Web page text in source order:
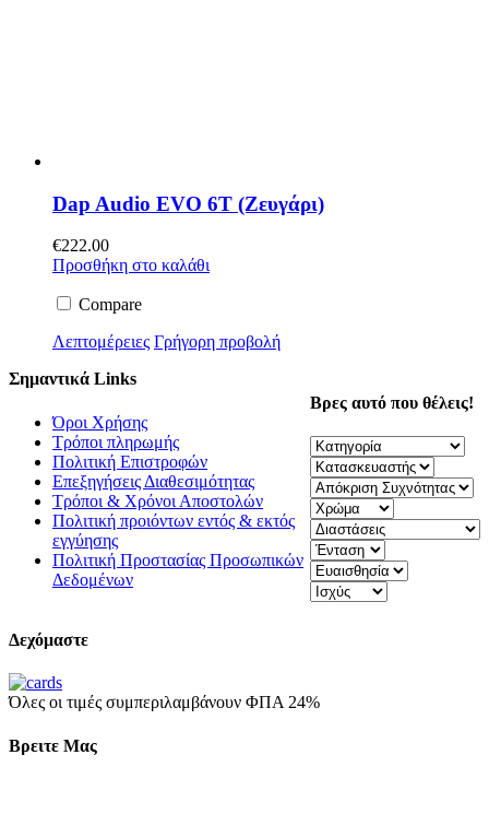
Dap Audio EVO 6T (Ζευγάρι)
€222.00
Προσθήκη στο καλάθι
Compare
Λεπτομέρειες Γρήγορη προβολή
Βρες αυτό που θέλεις!
Σημαντικά Links
Όροι Χρήσης
Τρόποι πληρωμής
Πολιτική Επιστροφών
Επεξηγήσεις Διαθεσιμότητας
Τρόποι & Χρόνοι Αποστολών
Πολιτική προιόντων εντός & εκτός
εγγύησης
Πολιτική Προστασίας Προσωπικών
Δεδομένων
Δεχόμαστε
Όλες οι τιμές συμπεριλαμβάνουν ΦΠΑ 24%
Βρειτε Μας